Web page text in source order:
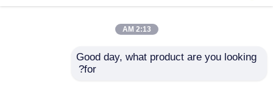
2:13 AM
Good day, what product are you looking
for?